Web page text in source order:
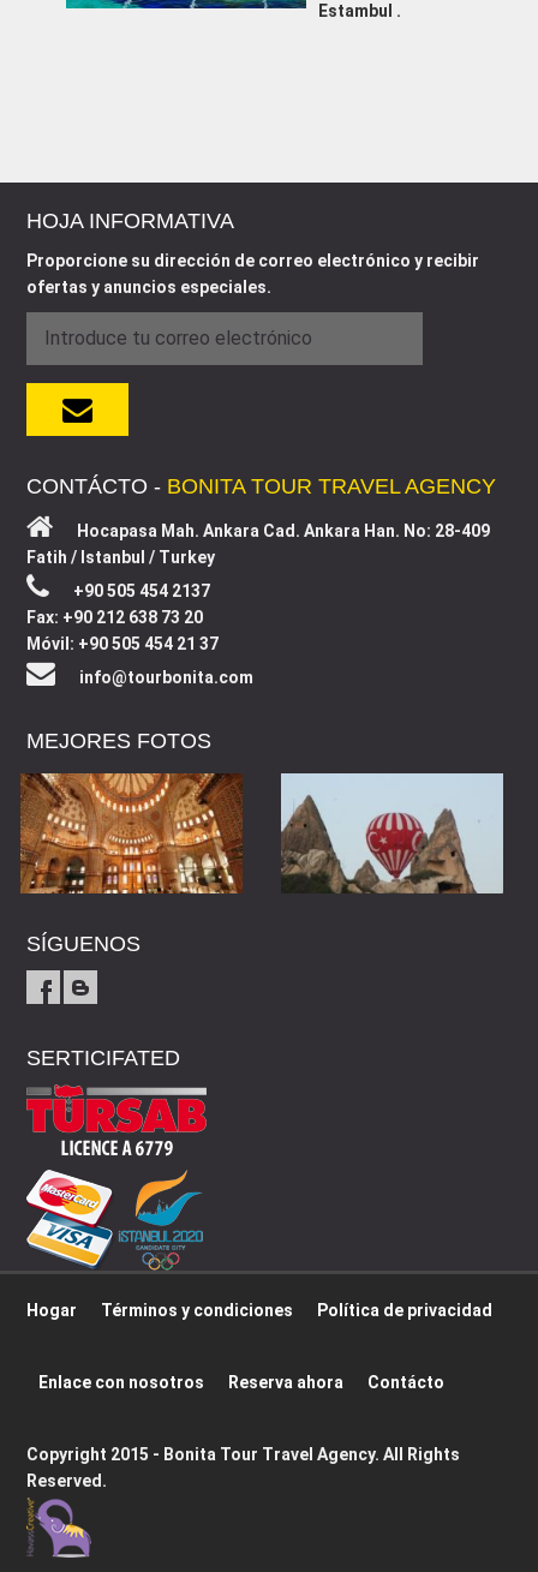
Estambul .
HOJA INFORMATIVA
Proporcione su dirección de correo electrónico y recibir
ofertas y anuncios especiales.
CONTÁCTO - BONITA TOUR TRAVEL AGENCY
Hocapasa Mah. Ankara Cad. Ankara Han. No: 28-409
Fatih / Istanbul / Turkey
+90 505 454 2137
Fax: +90 212 638 73 20
Móvil: +90 505 454 21 37
info@tourbonita.com
MEJORES FOTOS
SÍGUENOS
SERTICIFATED
Hogar Términos y condiciones Política de privacidad
Enlace con nosotros Reserva ahora Contácto
Copyright 2015 - Bonita Tour Travel Agency. All Rights
Reserved.